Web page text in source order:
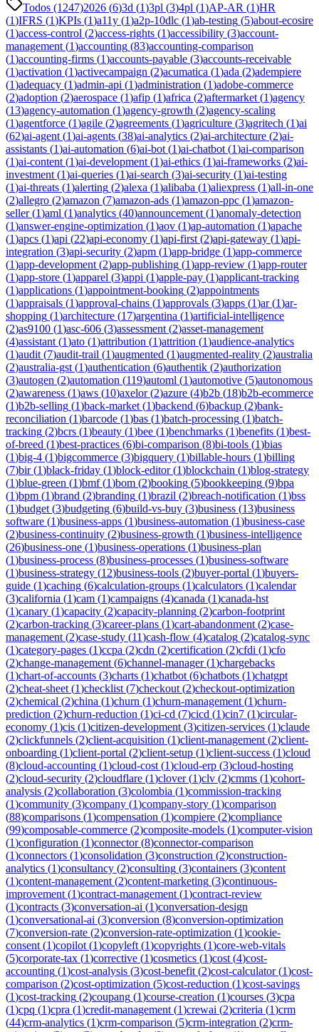
Todos (1247)2026 (6)3d (1)3pl (3)4pl (1)AP-AR (1)HR
(1)IFRS (1)KPIs (1)a11y (1)a2p-10dlc (1)ab-testing (5)about-ecosire
(1)access-control (2)access-rights (1)accessibility (3)account-
management (1)accounting (83)accounting-comparison
(1)accounting-firms (1)accounts-payable (3)accounts-receivable
(1)activation (1)activecampaign (2)acumatica (1)ada (2)adempiere
(1)adequacy (1)admin-api (1)administration (1)adobe-commerce
(2)adoption (2)aerospace (1)afip (1)africa (2)aftermarket (1)agency
(13)agency-automation (1)agency-growth (2)agency-scaling
(1)agentforce (1)agile (2)agreements (1)agriculture (3)agritech (1)ai
(62)ai-agent (1)ai-agents (38)ai-analytics (2)ai-architecture (2)ai-
assistants (1)ai-automation (6)ai-bot (1)ai-chatbot (1)ai-comparison
(1)ai-content (1)ai-development (1)ai-ethics (1)ai-frameworks (2)ai-
investment (1)ai-queries (1)ai-search (3)ai-security (1)ai-testing
(1)ai-threats (1)alerting (2)alexa (1)alibaba (1)aliexpress (1)all-in-one
(2)allegro (2)amazon (7)amazon-ads (1)amazon-ppc (1)amazon-
seller(1)aml (1)analytics (40)announcement (1)anomaly-detection
(1)answer-engine-optimization (1)aov (1)ap-automation (1)apache
(1)apcs (1)api (22)api-economy (1)api-first (2)api-gateway (1)api-
integration (3)api-security (2)apm (1)app-bridge (1)app-commerce
(1)app-development (2)app-publishing (1)app-review (1)app-router
(1)app-store (1)apparel (3)appi (1)apple-pay (1)applicant-tracking
(1)applications (1)appointment-booking (2)appointments
(1)appraisals (1)approval-chains (1)approvals (3)apps (1)ar(1)ar-
shopping (1)architecture (17)argentina (1)artificial-intelligence
(2)as9100 (1)asc-606 (3)assessment (2)asset-management
(4)assistant (1)ato (1)attribution (1)attrition (1)audience-analytics
(1)audit (7)audit-trail (1)augmented (1)augmented-reality (2)australia
(2)australia-gst (1)authentication (6)authentik (2)authorization
(3)autogen (2)automation (119)automl (1)automotive (5)autonomous
(2)awareness (1)aws (10)axelor(2)azure (4)b2b (18)b2b-ecommerce
(1)b2b-selling (1)back-market (1)backend (6)backup (2)bank-
reconciliation (1)barcode (1)bas (1)batch-processing (1)batch-
tracking (2)bcrs (1)beauty (1)bee (1)benchmarks (1)benefits (1)best-
of-breed (1)best-practices (6)bi-comparison (8)bi-tools (1)bias
(1)big-4 (1)bigcommerce (3)bigquery (1)billable-hours (1)billing
(7)bir(1)black-friday (1)block-editor(1)blockchain (1)blog-strategy
(1)blue-green (1)bmf(1)bom (2)booking (5)bookkeeping (9)bpa
(1)bpm (1)brand (2)branding (1)brazil (2)breach-notification (1)bss
(1)budget (3)budgeting (6)build-vs-buy (3)business (13)business
software (1)business-apps (1)business-automation (1)business-case
(2)business-continuity (2)business-growth (1)business-intelligence
(26)business-one (1)business-operations (1)business-plan
(1)business-process (8)business-processes (1)business-software
(1)business-strategy (12)business-tools (2)buyer-portal (1)buyers-
guide (1)caching (6)calculation-groups (1)calculators (1)calendar
(3)california (1)cam (1)campaigns (4)canada (1)canada-hst
(1)canary (1)capacity (2)capacity-planning (2)carbon-footprint
(2)carbon-tracking (3)career-plans (1)cart-abandonment (2)case-
management (2)case-study (11)cash-flow (4)catalog (2)catalog-sync
(1)category-pages (1)ccpa (2)cdn (2)certification (2)cfdi (1)cfo
(2)change-management (6)channel-manager(1)chargebacks
(1)chart-of-accounts (3)charts (1)chatbot (6)chatbots (1)chatgpt
(2)cheat-sheet (1)checklist (7)checkout (2)checkout-optimization
(2)chemical (2)china (1)churn (1)churn-management (1)churn-
prediction (2)churn-reduction (1)ci-cd (7)cicd (1)cin7 (1)circular-
economy (1)cis (1)citizen-development (3)citizen-services (1)claude
(2)clickfunnels (2)client-acquisition (1)client-management (2)client-
onboarding (1)client-portal (2)client-setup (1)client-success (1)cloud
(8)cloud-accounting (1)cloud-cost (1)cloud-erp (3)cloud-hosting
(2)cloud-security (2)cloudflare (1)clover(1)clv (2)cmms (1)cohort-
analysis (2)collaboration (3)colombia (1)commission-tracking
(1)community (3)company (1)company-story (1)comparison
(88)comparisons (1)compensation (1)compiere (2)compliance
(99)composable-commerce (2)composite-models (1)computer-vision
(1)configuration (1)connector(8)connector-comparison
(1)connectors (1)consolidation (3)construction (2)construction-
analytics (1)consultancy (2)consulting (3)containers (3)content
(1)content-management (2)content-marketing (3)continuous-
improvement (1)contract-management (1)contract-review
(1)contracts (3)conversation-ai (1)conversation-design
(1)conversational-ai (3)conversion (8)conversion-optimization
(7)conversion-rate (2)conversion-rate-optimization (1)cookie-
consent (1)copilot (1)copyleft (1)copyrights (1)core-web-vitals
(5)corporate-tax (1)corrective (1)cosmetics (1)cost (4)cost-
accounting (1)cost-analysis (3)cost-benefit (2)cost-calculator(1)cost-
comparison (2)cost-optimization (5)cost-reduction (1)cost-savings
(1)cost-tracking (2)coupang (1)course-creation (1)courses (3)cpa
(1)cpq (1)cpra (1)credit-management (1)crewai (2)criteria (1)crm
(44)crm-analytics (1)crm-comparison (5)crm-integration (2)crm-